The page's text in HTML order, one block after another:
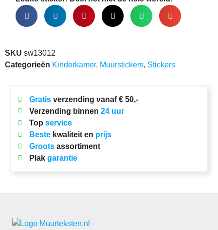
SKU sw13012
Categorieën Kinderkamer, Muurstickers, Stickers
Gratisverzending vanaf € 50,-
Verzending binnen 24 uur
Top service
Bestekwaliteit en prijs
Grootsassortiment
Plak garantie